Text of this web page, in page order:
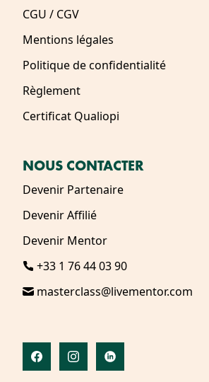
CGU / CGV
Mentions légales
Politique de confidentialité
Règlement
Certificat Qualiopi
NOUS CONTACTER
Devenir Partenaire
Devenir Affilié
Devenir Mentor
+33 1 76 44 03 90
masterclass@livementor.com